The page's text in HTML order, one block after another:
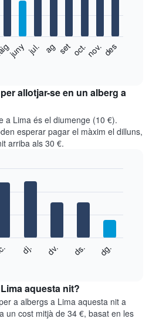
juny jul. ag setoct.nov.des
allotjar-se en un alberg a
a Lima és el diumenge (10 €).
esperar pagar el màxim el dilluns,
arriba als 30 €.
dj. dv. ds. dg.
aquesta nit?
a albergs a Lima aquesta nit a
un cost mitjà de 34 €, basat en les